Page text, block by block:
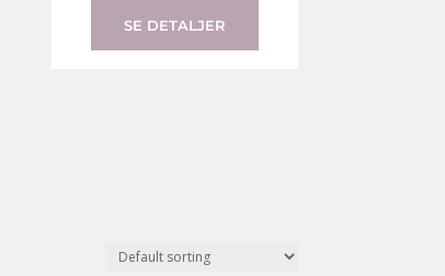
SE DETALJER
chosen